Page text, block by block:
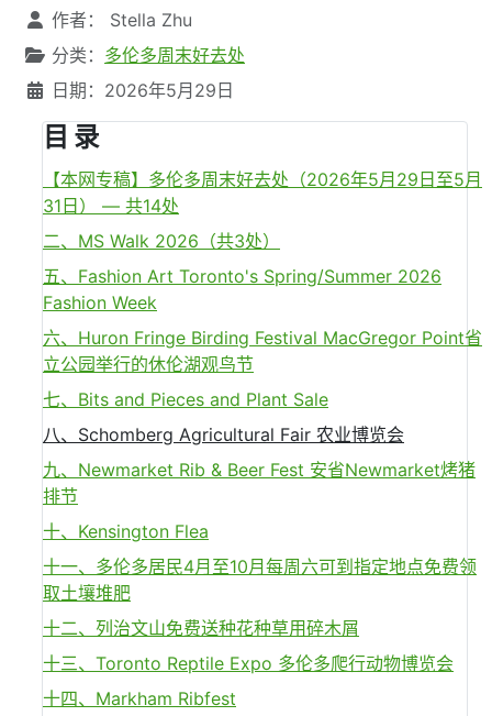
文章信息
作者： Stella Zhu
分类： 多伦多周末好去处
日期：2026年5月29日
目 录
【本网专稿】多伦多周末好去处（2026年5月29日至5月
31日） — 共14处
二、MS Walk 2026（共3处）
五、Fashion Art Toronto's Spring/Summer 2026
Fashion Week
六、Huron Fringe Birding Festival MacGregor Point省
立公园举行的休伦湖观鸟节
七、Bits and Pieces and Plant Sale
八、Schomberg Agricultural Fair 农业博览会
九、Newmarket Rib & Beer Fest 安省Newmarket烤猪
排节
十、Kensington Flea
十一、多伦多居民4月至10月每周六可到指定地点免费领
取土壤堆肥
十二、列治文山免费送种花种草用碎木屑
十三、Toronto Reptile Expo 多伦多爬行动物博览会
十四、Markham Ribfest